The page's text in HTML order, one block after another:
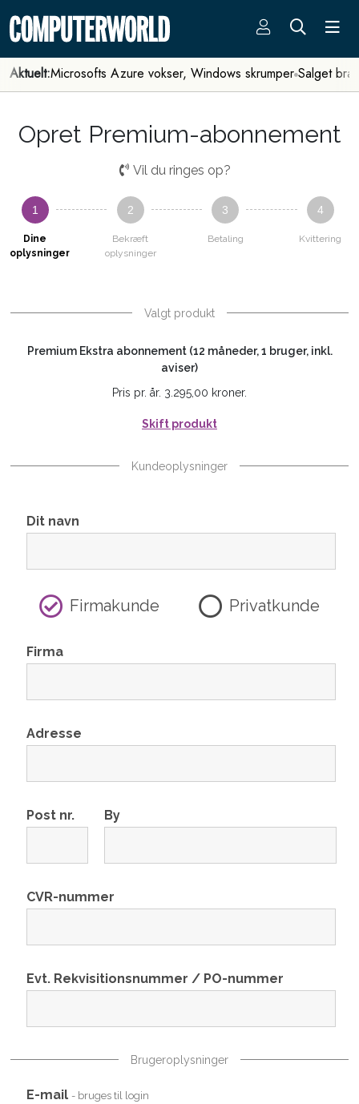
Aktuelt:Microsofts Azure vokser, Windows skrumper Salget
Opret Premium-abonnement
Vil du ringes op?
1
Dine
oplysninger
2
Bekræft
oplysninger
3
Betaling
4
Kvittering
Valgt produkt
Premium Ekstra abonnement (12 måneder, 1 bruger, inkl.
aviser)
Pris pr. år. 3.295,00 kroner.
Skift produkt
Kundeoplysninger
Dit navn
Firmakunde Privatkunde
Firma
Adresse
Post nr. By
CVR-nummer
Evt. Rekvisitionsnummer / PO-nummer
Brugeroplysninger
E-mail - bruges til login